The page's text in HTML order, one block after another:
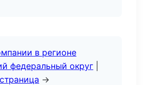
в регионе
федеральный округ
→